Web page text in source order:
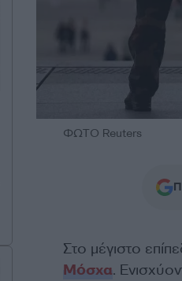
ΦΩΤΟ Reuters
Στο μέγιστο
Μόσχα.